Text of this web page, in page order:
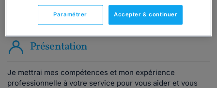
Vous êtes avocat ?
Présentation
Je mettrai mes compétences et mon expérience
professionnelle à votre service pour vous aider et vous
Accepter & continuer
Paramétrer